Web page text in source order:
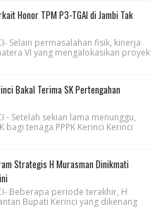
Honor TPM P3-TGAI di Jambi Tak
Selain permasalahan fisik, kinerja
VI yang mengalokasikan proyek
Bakal Terima SK Pertengahan
- Setelah sekian lama menunggu,
bagi tenaga PPPK Kerinci Kerinci
Strategis H Murasman Dinikmati
Beberapa periode terakhir, H
Bupati Kerinci yang dikenang